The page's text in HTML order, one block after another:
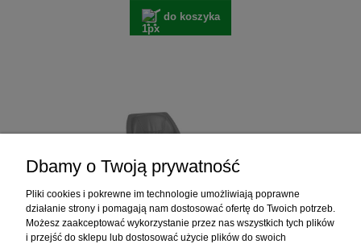
do koszyka
Dbamy o Twoją prywatność
Pliki cookies i pokrewne im technologie umożliwiają poprawne
działanie strony i pomagają nam dostosować ofertę do Twoich potrzeb.
Możesz zaakceptować wykorzystanie przez nas wszystkich tych plików
i przejść do sklepu lub dostosować użycie plików do swoich